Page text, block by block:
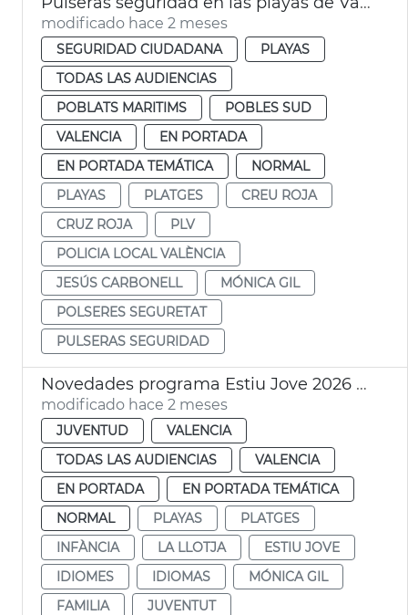
modificado hace 2 meses
SEGURIDAD CIUDADANA
PLAYAS
TODAS LAS AUDIENCIAS
POBLATS MARITIMS
POBLES SUD
VALENCIA
EN PORTADA
EN PORTADA TEMÁTICA
NORMAL
PLAYAS
PLATGES
CREU ROJA
CRUZ ROJA
PLV
POLICIA LOCAL VALÈNCIA
JESÚS CARBONELL
MÓNICA GIL
POLSERES SEGURETAT
PULSERAS SEGURIDAD
Novedades programa Estiu Jove 2026 València
modificado hace 2 meses
JUVENTUD
VALENCIA
TODAS LAS AUDIENCIAS
VALENCIA
EN PORTADA
EN PORTADA TEMÁTICA
NORMAL
PLAYAS
PLATGES
INFÀNCIA
LA LLOTJA
ESTIU JOVE
IDIOMES
IDIOMAS
MÓNICA GIL
FAMILIA
JUVENTUT